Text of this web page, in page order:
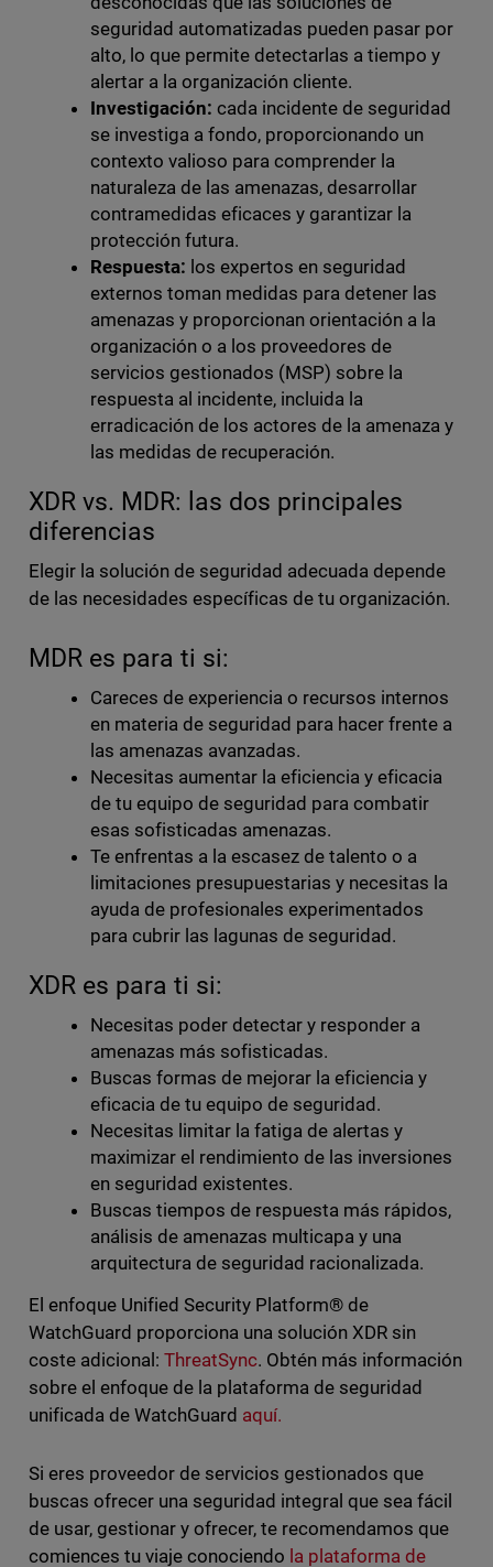
seguridad automatizadas pueden pasar por
alto, lo que permite detectarlas a tiempo y
alertar a la organización cliente.
Investigación: cada incidente de seguridad
se investiga a fondo, proporcionando un
contexto valioso para comprender la
naturaleza de las amenazas, desarrollar
contramedidas eficaces y garantizar la
protección futura.
Respuesta: los expertos en seguridad
externos toman medidas para detener las
amenazas y proporcionan orientación a la
organización o a los proveedores de
servicios gestionados (MSP) sobre la
respuesta al incidente, incluida la
erradicación de los actores de la amenaza y
las medidas de recuperación.
XDR vs. MDR: las dos principales
diferencias
Elegir la solución de seguridad adecuada depende
de las necesidades específicas de tu organización.
MDR es para ti si:
Careces de experiencia o recursos internos
en materia de seguridad para hacer frente a
las amenazas avanzadas.
Necesitas aumentar la eficiencia y eficacia
de tu equipo de seguridad para combatir
esas sofisticadas amenazas.
Te enfrentas a la escasez de talento o a
limitaciones presupuestarias y necesitas la
ayuda de profesionales experimentados
para cubrir las lagunas de seguridad.
XDR es para ti si:
Necesitas poder detectar y responder a
amenazas más sofisticadas.
Buscas formas de mejorar la eficiencia y
eficacia de tu equipo de seguridad.
Necesitas limitar la fatiga de alertas y
maximizar el rendimiento de las inversiones
en seguridad existentes.
Buscas tiempos de respuesta más rápidos,
análisis de amenazas multicapa y una
arquitectura de seguridad racionalizada.
El enfoque Unified Security Platform® de
WatchGuard proporciona una solución XDR sin
coste adicional: ThreatSync. Obtén más información
sobre el enfoque de la plataforma de seguridad
unificada de WatchGuard aquí.
Si eres proveedor de servicios gestionados que
buscas ofrecer una seguridad integral que sea fácil
de usar, gestionar y ofrecer, te recomendamos que
comiences tu viaje conociendo la plataforma de